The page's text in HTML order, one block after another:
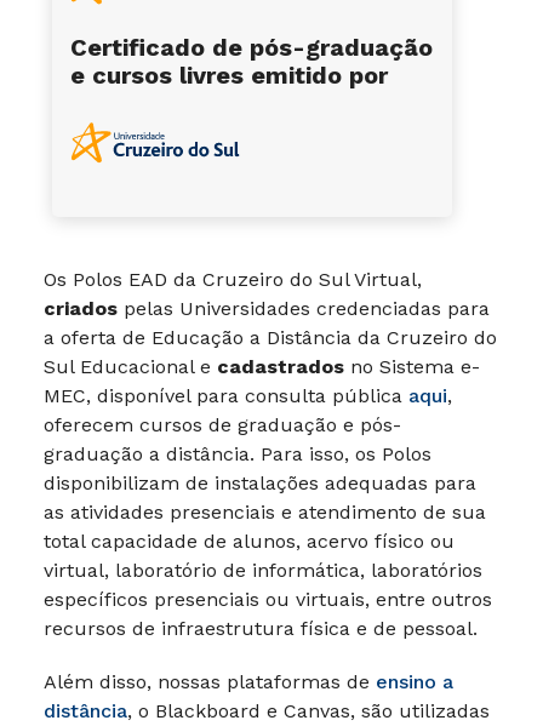
Os Polos EAD da Cruzeiro do Sul Virtual,
criados pelas Universidades credenciadas para
a oferta de Educação a Distância da Cruzeiro do
Sul Educacional e cadastrados no Sistema e-
MEC, disponível para consulta pública aqui,
oferecem cursos de graduação e pós-
graduação a distância. Para isso, os Polos
disponibilizam de instalações adequadas para
as atividades presenciais e atendimento de sua
total capacidade de alunos, acervo físico ou
virtual, laboratório de informática, laboratórios
específicos presenciais ou virtuais, entre outros
recursos de infraestrutura física e de pessoal.
Além disso, nossas plataformas de ensino a
distância, o Blackboard e Canvas, são utilizadas
Certificado de pós-graduação
e cursos livres emitido por